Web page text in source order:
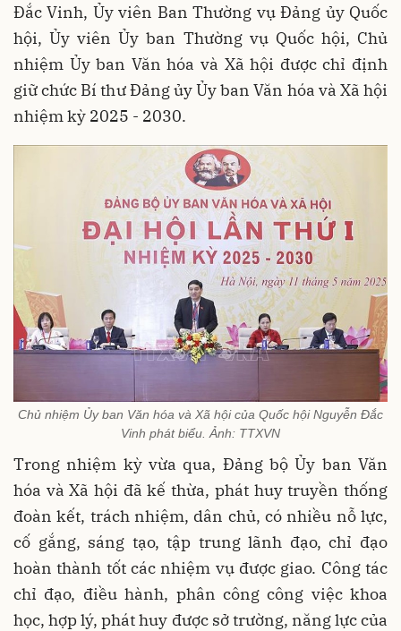
Đắc Vinh, Ủy viên Ban Thường vụ Đảng ủy Quốc
hội, Ủy viên Ủy ban Thường vụ Quốc hội, Chủ
nhiệm Ủy ban Văn hóa và Xã hội được chỉ định
giữ chức Bí thư Đảng ủy Ủy ban Văn hóa và Xã hội
nhiệm kỳ 2025 - 2030.
Chủ nhiệm Ủy ban Văn hóa và Xã hội của Quốc hội Nguyễn Đắc
Vinh phát biểu. Ảnh: TTXVN
Trong nhiệm kỳ vừa qua, Đảng bộ Ủy ban Văn
hóa và Xã hội đã kế thừa, phát huy truyền thống
đoàn kết, trách nhiệm, dân chủ, có nhiều nỗ lực,
cố gắng, sáng tạo, tập trung lãnh đạo, chỉ đạo
hoàn thành tốt các nhiệm vụ được giao. Công tác
chỉ đạo, điều hành, phân công công việc khoa
học, hợp lý, phát huy được sở trường, năng lực của